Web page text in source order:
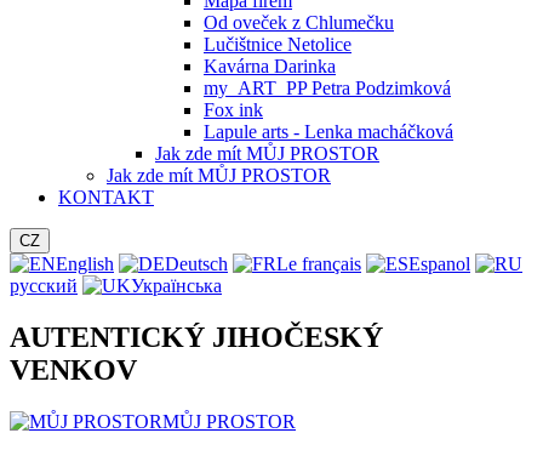
Od oveček z Chlumečku
Lučištnice Netolice
Kavárna Darinka
my_ART_PP Petra Podzimková
Fox ink
Lapule arts - Lenka macháčková
Jak zde mít MŮJ PROSTOR
Jak zde mít MŮJ PROSTOR
KONTAKT
CZ
English Deutsch Le français
Espanol
русский
Українська
AUTENTICKÝ JIHOČESKÝ
VENKOV
MŮJ PROSTOR